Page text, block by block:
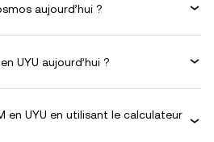
aujourd’hui ?
UYU aujourd’hui ?
en UYU en utilisant le calculateur